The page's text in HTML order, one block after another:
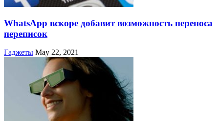
WhatsApp вскоре добавит возможность переноса
переписок
Гаджеты May 22, 2021